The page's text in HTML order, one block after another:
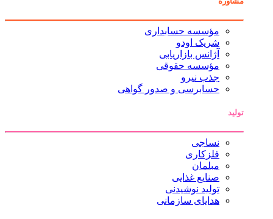
مؤسسه حسابداری
شریک اودو
آژانس بازاریابی
مؤسسه حقوقی
جذب نیرو
حسابرسی و صدور گواهی
تولید
نساجی
فلزکاری
مبلمان
صنایع غذایی
تولید نوشیدنی
هدایای سازمانی